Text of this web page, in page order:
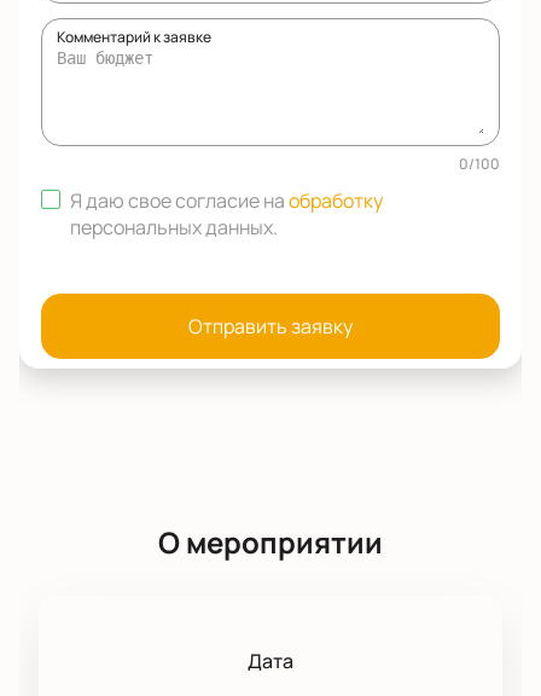
Комментарий к заявке
0/100
Я даю свое согласие наобработку
персональных данных.
Отправить заявку
О мероприятии
Дата